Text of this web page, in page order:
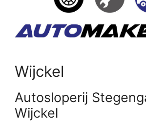
Wijckel
Autosloperij
Wijckel